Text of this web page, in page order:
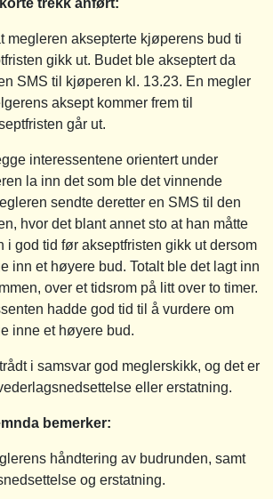
megleren aksepterte kjøperens bud ti
gikk ut. Budet ble akseptert da
SMS til kjøperen kl. 13.23. En megler
aksept kommer frem til
går ut.
interessentene orientert under
la inn det som ble det vinnende
sendte deretter en SMS til den
hvor det blant annet sto at han måtte
i god tid før akseptfristen gikk ut dersom
inn et høyere bud. Totalt ble det lagt inn
over et tidsrom på litt over to timer.
hadde god tid til å vurdere om
inne et høyere bud.
i samsvar god meglerskikk, og det er
eller erstatning.
bemerker:
håndtering av budrunden, samt
og erstatning.